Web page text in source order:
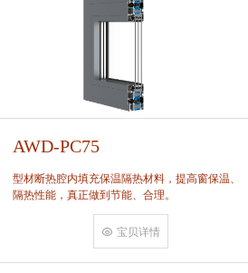
AWD-PC75
型材断热腔内填充保温隔热材料，提高窗保温、
隔热性能，真正做到节能、合理。
宝贝详情